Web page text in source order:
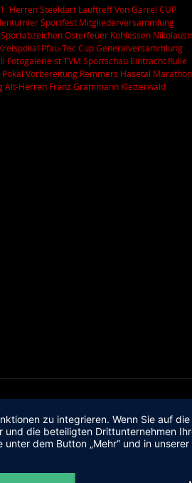
Herren Steeldart LauftreffVon Garrel CUP
Sportfest Mitgliederversammlung
Sportabzeichen Osterfeuer Kohlessen
Pfau-Tec Cup Generalversammlung
Fotogalerie st TVM Sportschau Eintracht Rulle
Vorbereitung Remmers Hasetal Marathon
Alt-Herren Franz Grammann Kletterwald
zu integrieren. Wenn Sie auf die
die beteiligten Drittunternehmen
dem Button „Mehr“ und in